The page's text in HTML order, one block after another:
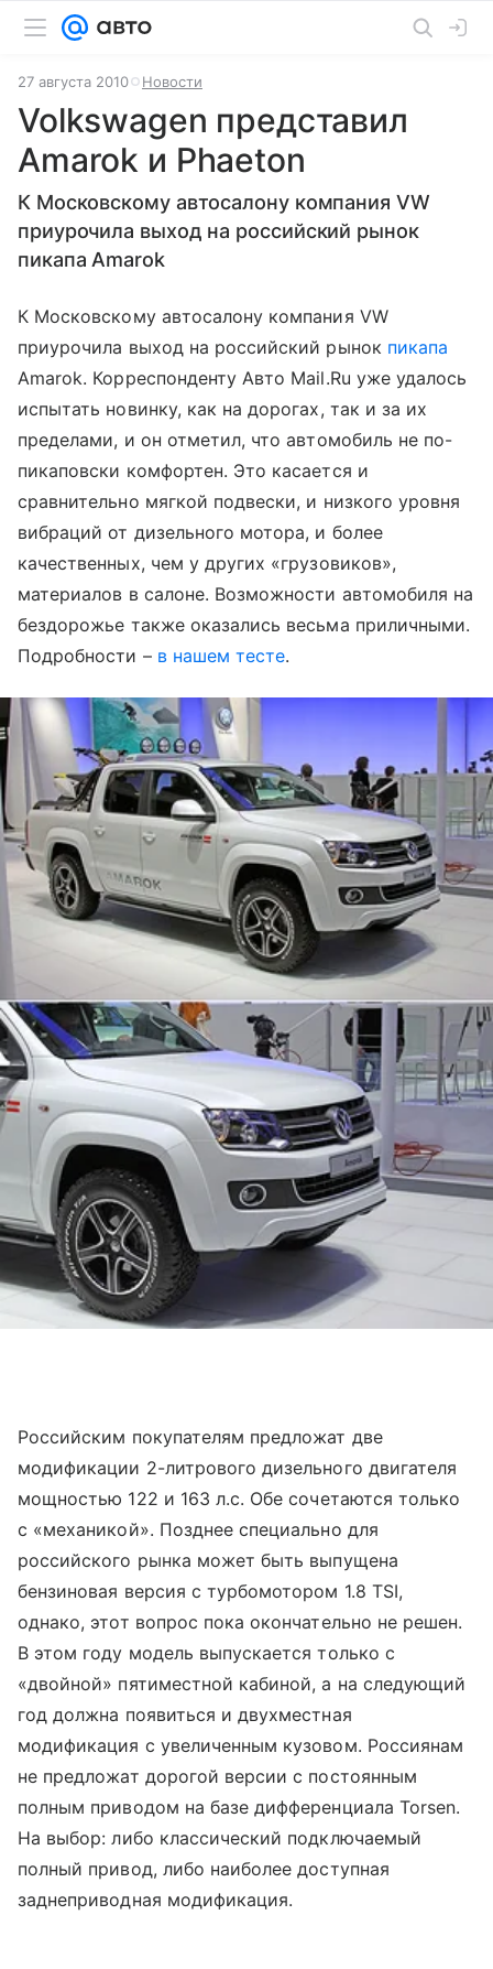
27 августа 2010 Новости
Volkswagen представил
Amarok и Phaeton
К Московскому автосалону компания VW
приурочила выход на российский рынок
пикапа Amarok
К Московскому автосалону компания VW
приурочила выход на российский рынок пикапа
Amarok. Корреспонденту Авто Mail.Ru уже удалось
испытать новинку, как на дорогах, так и за их
пределами, и он отметил, что автомобиль не по-
пикаповски комфортен. Это касается и
сравнительно мягкой подвески, и низкого уровня
вибраций от дизельного мотора, и более
качественных, чем у других «грузовиков»,
материалов в салоне. Возможности автомобиля на
бездорожье также оказались весьма приличными.
Подробности – в нашем тесте.
Российским покупателям предложат две
модификации 2-литрового дизельного двигателя
мощностью 122 и 163 л.с. Обе сочетаются только
с «механикой». Позднее специально для
российского рынка может быть выпущена
бензиновая версия с турбомотором 1.8 TSI,
однако, этот вопрос пока окончательно не решен.
В этом году модель выпускается только с
«двойной» пятиместной кабиной, а на следующий
год должна появиться и двухместная
модификация с увеличенным кузовом. Россиянам
не предложат дорогой версии с постоянным
полным приводом на базе дифференциала Torsen.
На выбор: либо классический подключаемый
полный привод, либо наиболее доступная
заднеприводная модификация.